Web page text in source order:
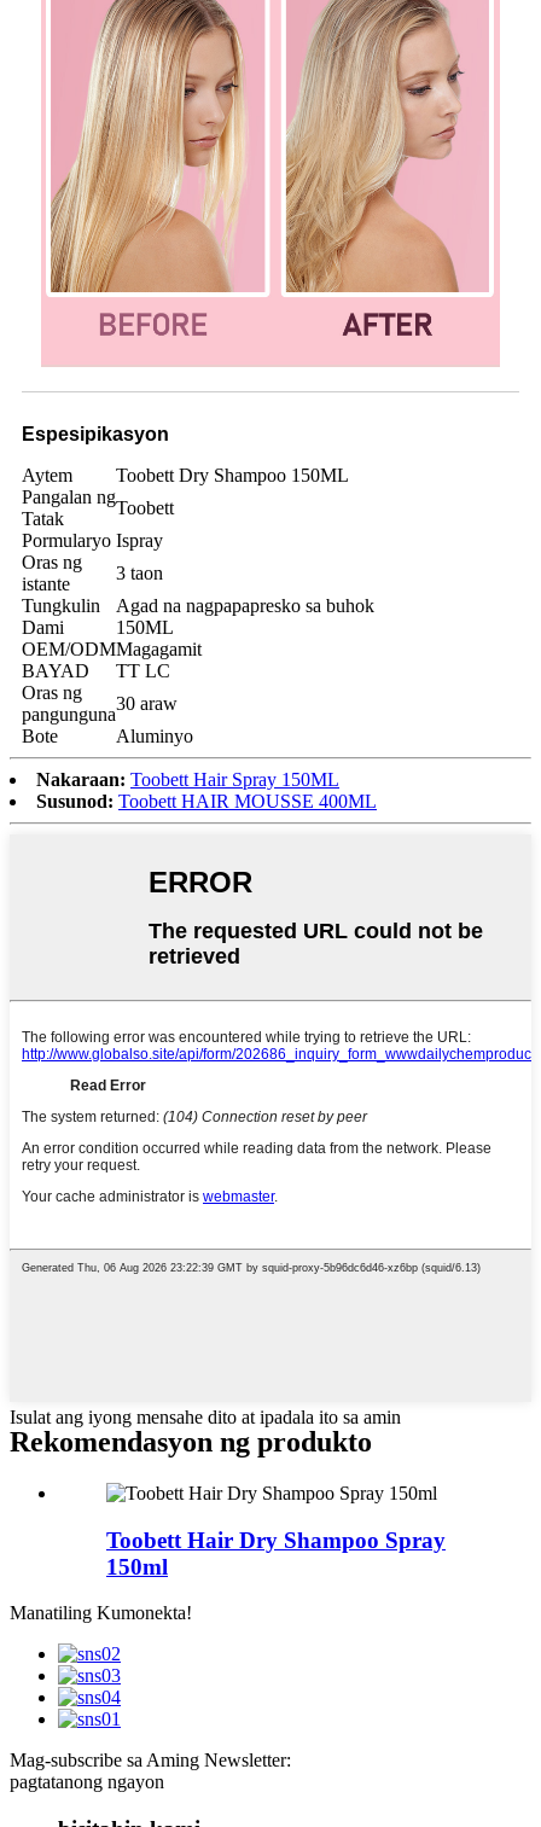
Espesipikasyon
Aytem
Toobett Dry Shampoo 150ML
Pangalan ng
Tatak
Toobett
Pormularyo Ispray
Oras ng
istante
3 taon
Tungkulin
Agad na nagpapapresko sa buhok
Dami
150ML
OEM/ODMMagagamit
BAYAD
TT LC
Oras ng
pangunguna
30 araw
Bote
Aluminyo
Nakaraan: Toobett Hair Spray 150ML
Susunod: Toobett HAIR MOUSSE 400ML
Isulat ang iyong mensahe dito at ipadala ito sa amin
Rekomendasyon ng produkto
Toobett Hair Dry Shampoo Spray
150ml
Manatiling Kumonekta!
Mag-subscribe sa Aming Newsletter:
pagtatanong ngayon